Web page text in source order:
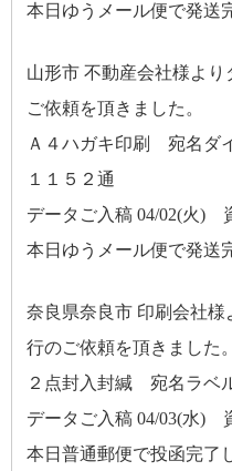
本日ゆうメール便で発送
山形市 不動産会社様よ
ご依頼を頂きました。
Ａ４ハガキ印刷 宛名
１１５２通
データご入稿 04/02(火)
本日ゆうメール便で発送
奈良県奈良市 印刷会社
行のご依頼を頂きました。
２点封入封緘 宛名ラベ
データご入稿 04/03(水)
本日普通郵便で投函完了